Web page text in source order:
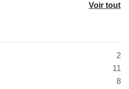
Voir tout
2
11
8